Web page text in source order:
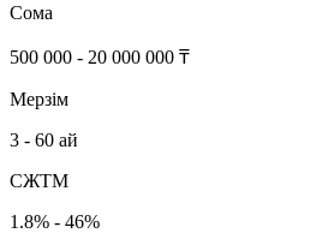
Сома
500 000 - 20 000 000 ₸
Мерзім
3 - 60 ай
СЖТМ
1.8% - 46%